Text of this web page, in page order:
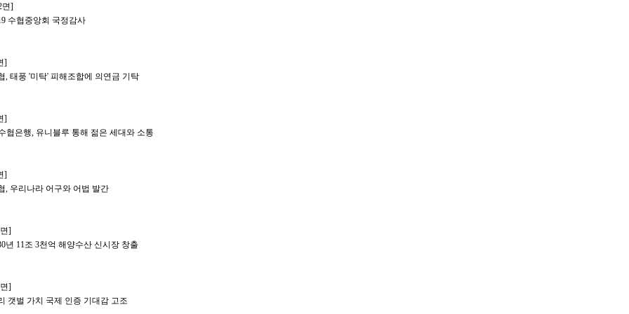
면]
수협중앙회 국정감사
]
, 태풍 '미탁' 피해조합에 의연금 기탁
]
협은행, 유니블루 통해 젊은 세대와 소통
]
, 우리나라 어구와 어법 발간
]
년 11조 3천억 해양수산 신시장 창출
]
갯벌 가치 국제 인증 기대감 고조